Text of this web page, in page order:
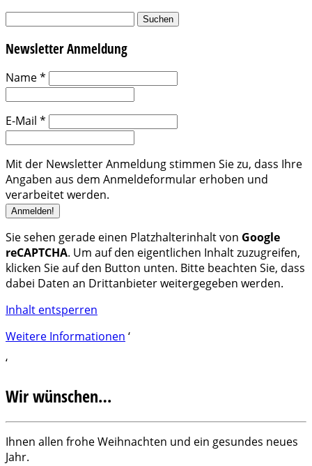
Suchen
Newsletter Anmeldung
Name*
E-Mail *
Mit der Newsletter Anmeldung stimmen Sie zu, dass Ihre
Angaben aus dem Anmeldeformular erhoben und
verarbeitet werden.
Sie sehen gerade einen Platzhalterinhalt von Google
reCAPTCHA. Um auf den eigentlichen Inhalt zuzugreifen,
klicken Sie auf den Button unten. Bitte beachten Sie, dass
dabei Daten an Drittanbieter weitergegeben werden.
Inhalt entsperren
Weitere Informationen ‘
‘
Wir wünschen…
Ihnen allen frohe Weihnachten und ein gesundes neues
Jahr.